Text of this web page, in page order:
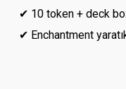
✔ 10 token + deck
✔ Enchantment